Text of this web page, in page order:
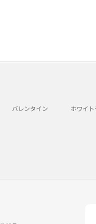
バレンタイン ホワイ